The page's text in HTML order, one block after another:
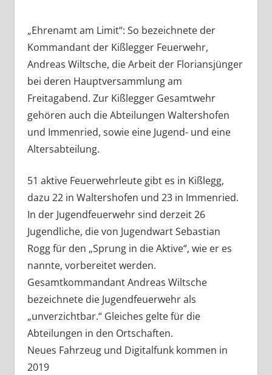
„Ehrenamt am Limit“: So bezeichnete der
Kommandant der Kißlegger Feuerwehr,
Andreas Wiltsche, die Arbeit der Floriansjünger
bei deren Hauptversammlung am
Freitagabend. Zur Kißlegger Gesamtwehr
gehören auch die Abteilungen Waltershofen
und Immenried, sowie eine Jugend- und eine
Altersabteilung.
51 aktive Feuerwehrleute gibt es in Kißlegg,
dazu 22 in Waltershofen und 23 in Immenried.
In der Jugendfeuerwehr sind derzeit 26
Jugendliche, die von Jugendwart Sebastian
Rogg für den „Sprung in die Aktive“, wie er es
nannte, vorbereitet werden.
Gesamtkommandant Andreas Wiltsche
bezeichnete die Jugendfeuerwehr als
„unverzichtbar.“ Gleiches gelte für die
Abteilungen in den Ortschaften.
Neues Fahrzeug und Digitalfunk kommen in
2019